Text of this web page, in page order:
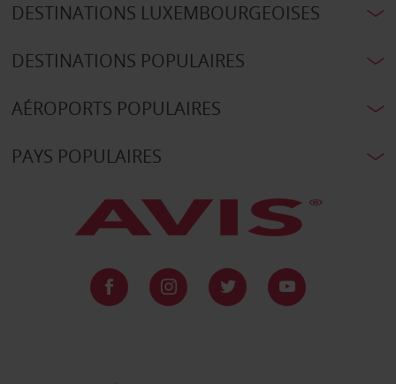
DESTINATIONS LUXEMBOURGEOISES
DESTINATIONS POPULAIRES
AÉROPORTS POPULAIRES
PAYS POPULAIRES